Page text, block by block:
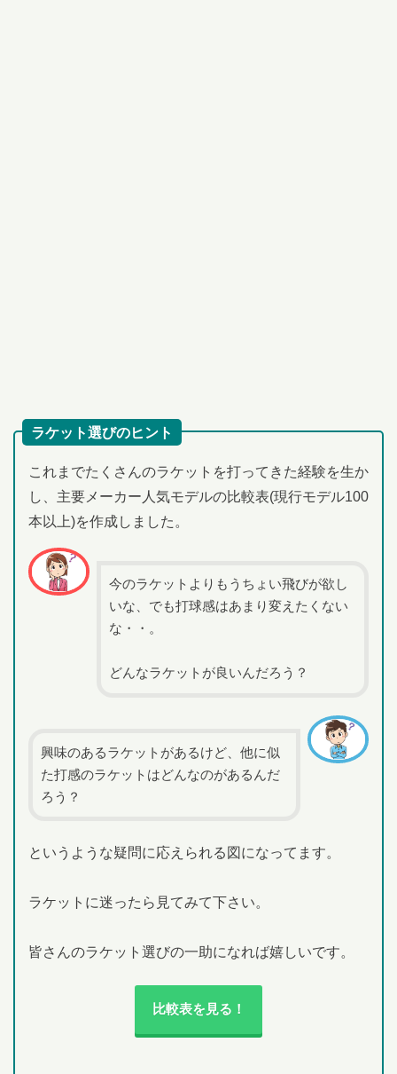
ラケット選びのヒント
これまでたくさんのラケットを打ってきた経験を生か
し、主要メーカー人気モデルの比較表(現行モデル100
本以上)を作成しました。
今のラケットよりもうちょい飛びが欲し
いな、でも打球感はあまり変えたくない
な・・。
どんなラケットが良いんだろう？
興味のあるラケットがあるけど、他に似
た打感のラケットはどんなのがあるんだ
ろう？
というような疑問に応えられる図になってます。
ラケットに迷ったら見てみて下さい。
皆さんのラケット選びの一助になれば嬉しいです。
比較表を見る！